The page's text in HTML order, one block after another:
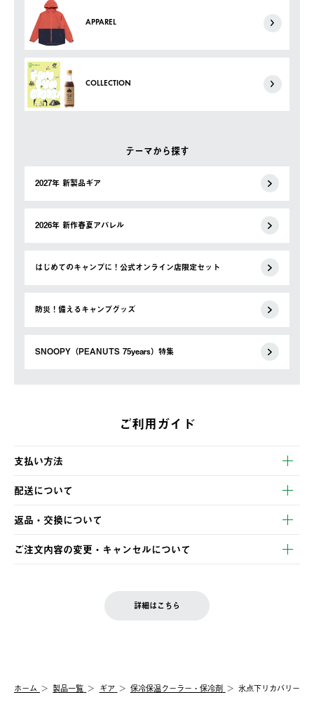
APPAREL
COLLECTION
テーマから探す
2027年 新製品ギア
2026年 新作春夏アパレル
はじめてのキャンプに！公式オンライン店限定セット
防災！備えるキャンプグッズ
SNOOPY（PEANUTS 75years）特集
ご利用ガイド
支払い方法
以下のいずれかの方法でお支払いいただけます。
・クレジットカード決済
・コンビニ決済
・Pay-easy決済
配送について
【発送スケジュール】
ご注文・ご入金完了より2営業日以内に商品を発送いたします。
土日祝の発送はございませんので、木曜日以降のご注文は週明け
の発送となる場合がございます。
【配送業者】
佐川急便にて配送されます。
返品・交換について
※お客様都合の場合
お客様都合の返品にかかる送料は、お客様ご負担とさせていただ
一度お手元の商品を返品いただき、ご希望商品を再注文してくだ
ご注文内容の変更・キャンセルについて
LOGOS FAMILY会員の方は、会員マイページ内 購入履歴画面に
詳細はこちら
ホーム 製品一覧 ギア 保冷保温クーラー・保冷剤 氷点下リカバリー